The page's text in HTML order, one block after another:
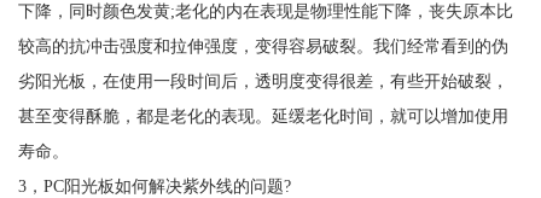
下降，同时颜色发黄;老化的内在表现是物理性能下降，丧失原本比
较高的抗冲击强度和拉伸强度，变得容易破裂。我们经常看到的伪
劣阳光板，在使用一段时间后，透明度变得很差，有些开始破裂，
甚至变得酥脆，都是老化的表现。延缓老化时间，就可以增加使用
寿命。
3，PC阳光板如何解决紫外线的问题?